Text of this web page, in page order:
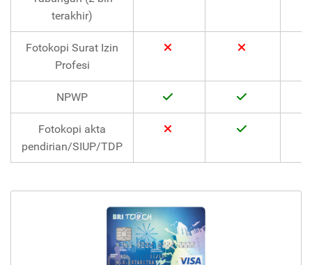
terakhir)
Fotokopi Surat Izin
Profesi
NPWP
Fotokopi akta
pendirian/SIUP/TDP